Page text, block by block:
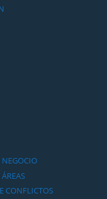
NEGOCIO
CONFLICTOS